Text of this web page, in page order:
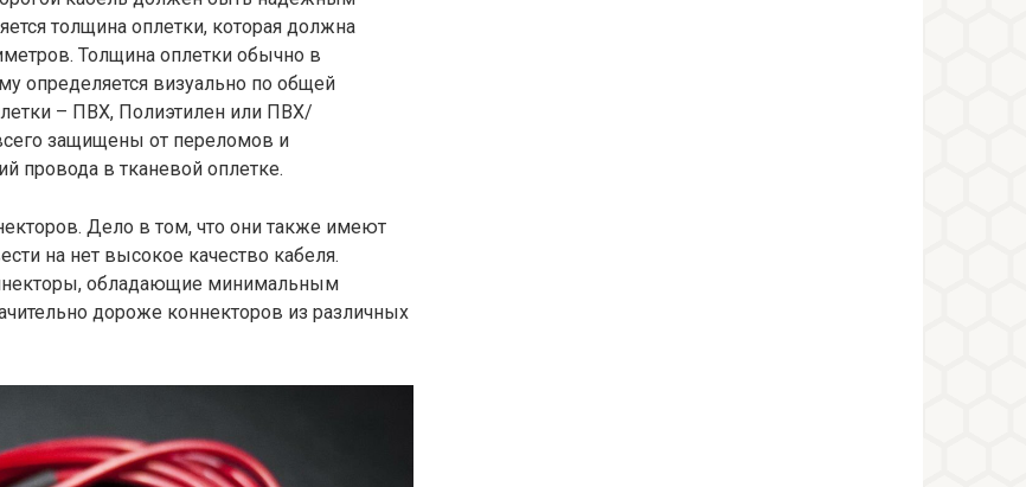
толщина оплетки, которая должна
Толщина оплетки обычно в
определяется визуально по общей
– ПВХ, Полиэтилен или ПВХ/
защищены от переломов и
провода в тканевой оплетке.
Дело в том, что они также имеют
на нет высокое качество кабеля.
обладающие минимальным
дороже коннекторов из различных